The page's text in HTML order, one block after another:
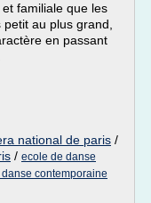
familiale que les
au plus grand,
en passant
national de paris /
/ ecole de danse
contemporaine